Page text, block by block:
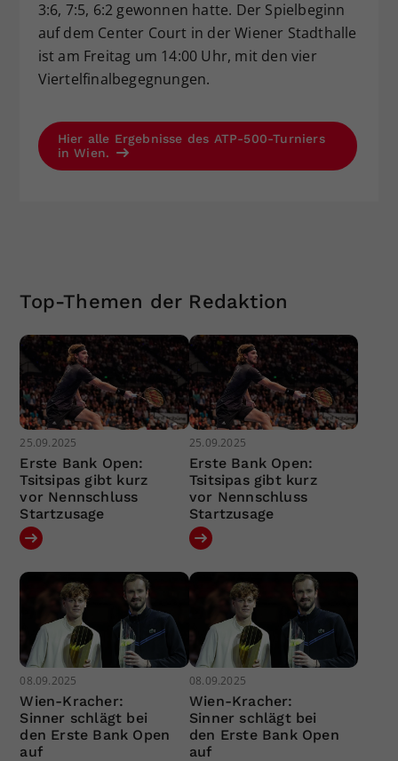
3:6, 7:5, 6:2 gewonnen hatte. Der Spielbeginn
auf dem Center Court in der Wiener Stadthalle
ist am Freitag um 14:00 Uhr, mit den vier
Viertelfinalbegegnungen.
Hier alle Ergebnisse des ATP-500-Turniers
in Wien.
Top-Themen der Redaktion
25.09.2025
Erste Bank Open:
Tsitsipas gibt kurz
vor Nennschluss
Startzusage
25.09.2025
Erste Bank Open:
Tsitsipas gibt kurz
vor Nennschluss
Startzusage
08.09.2025
Wien-Kracher:
Sinner schlägt bei
den Erste Bank Open
auf
08.09.2025
Wien-Kracher:
Sinner schlägt bei
den Erste Bank Open
auf